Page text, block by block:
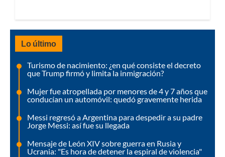
Lo último
Turismo de nacimiento: ¿en qué consiste el decreto
que Trump firmó y limita la inmigración?
Mujer fue atropellada por menores de 4 y 7 años que
conducían un automóvil: quedó gravemente herida
Messi regresó a Argentina para despedir a su padre
Jorge Messi: así fue su llegada
Mensaje de León XIV sobre guerra en Rusia y
Ucrania: "Es hora de detener la espiral de violencia"